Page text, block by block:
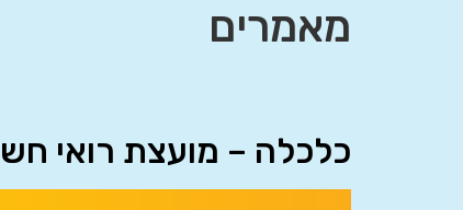
מאמרים
כלכלה – מועצת רואי